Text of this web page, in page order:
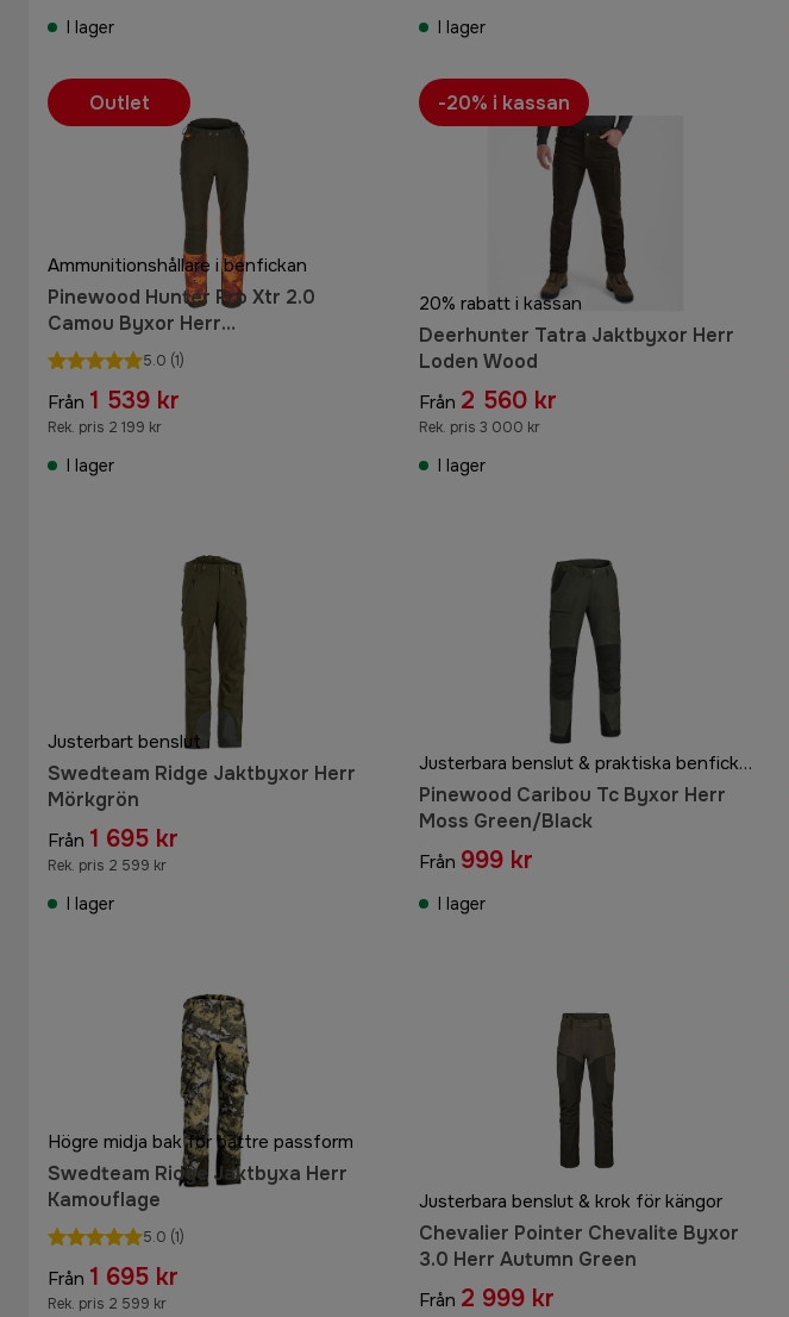
I lager I lager
Ammunitionshållare i benfickan
Pinewood Hunter Pro Xtr 2.0
Camou Byxor Herr
Mossgreen/Strata Blaze
5.0 (1)
Från 1 539 kr
Rek. pris 2 199 kr
I lager
Outlet
20% rabatt i kassan
Deerhunter Tatra Jaktbyxor Herr
Loden Wood
Från 2 560 kr
Rek. pris 3 000 kr
I lager
-20% i kassan
Justerbart benslut
Swedteam Ridge Jaktbyxor Herr
Mörkgrön
Från 1 695 kr
Rek. pris 2 599 kr
I lager
Justerbara benslut & praktiska benfickor
Pinewood Caribou Tc Byxor Herr
Moss Green/Black
Från 999 kr
I lager
Högre midja bak för bättre passform
Swedteam Ridge Jaktbyxa Herr
Kamouflage
5.0 (1)
Från 1 695 kr
Rek. pris 2 599 kr
Justerbara benslut & krok för kängor
Chevalier Pointer Chevalite Byxor
3.0 Herr Autumn Green
Från 2 999 kr